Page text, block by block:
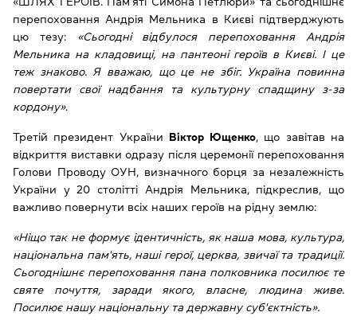
перепоховання Андрія Мельника в Києві підтверджують
цю тезу:
«Сьогодні відбулося перепоховання Андрія
Мельника на кладовищі, на пантеоні героїв в Києві. І це
теж знаково. Я вважаю, що це не збіг. Україна повинна
повертати свої надбання та культурну спадщину з-за
кордону».
Третій президент України Віктор Ющенко, що завітав на
відкриття виставки одразу після церемонії перепоховання
Голови Проводу ОУН, визначного борця за незалежність
України у 20 столітті Андрія Мельника, підкреслив, що
важливо повернути всіх наших героїв на рідну землю:
«Ніщо так не формує ідентичність, як наша мова, культура,
національна пам'ять, наші герої, церква, звичаї та традиції.
Сьогоднішнє перепоховання пана полковника посилює те
святе почуття, заради якого, власне, людина живе.
Посилює нашу національну та державну суб'єктність».